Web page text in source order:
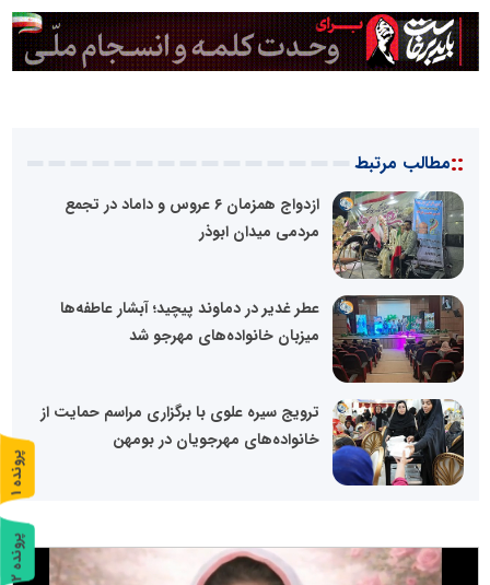
::مطالب مرتبط
ازدواج همزمان ۶ عروس و داماد در تجمع
مردمی میدان ابوذر
عطر غدیر در دماوند پیچید؛ آبشار عاطفه‌ها
میزبان خانواده‌های مهرجو شد
ترویج سیره علوی با برگزاری مراسم حمایت از
خانواده‌های مهرجویان در بومهن
پ
ر
و
ن
د
ه
1
پ
ر
و
ن
د
ه
2